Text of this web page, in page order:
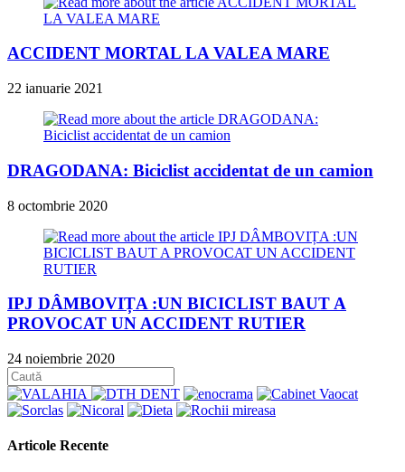
ACCIDENT MORTAL LA VALEA MARE
22 ianuarie 2021
DRAGODANA: Biciclist accidentat de un camion
8 octombrie 2020
IPJ DÂMBOVIȚA :UN BICICLIST BAUT A
PROVOCAT UN ACCIDENT RUTIER
24 noiembrie 2020
Articole Recente